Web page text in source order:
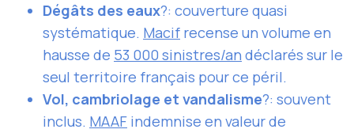
Dégâts des eaux?: couverture quasi
systématique. Macif recense un volume en
hausse de 53 000 sinistres/an déclarés sur le
seul territoire français pour ce péril.
Vol, cambriolage et vandalisme?: souvent
inclus. MAAF indemnise en valeur de